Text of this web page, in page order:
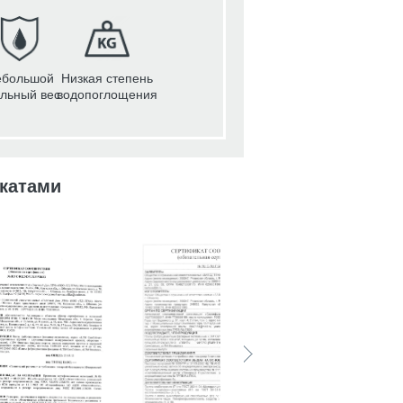
вес
Низкая степень
водопоглощения